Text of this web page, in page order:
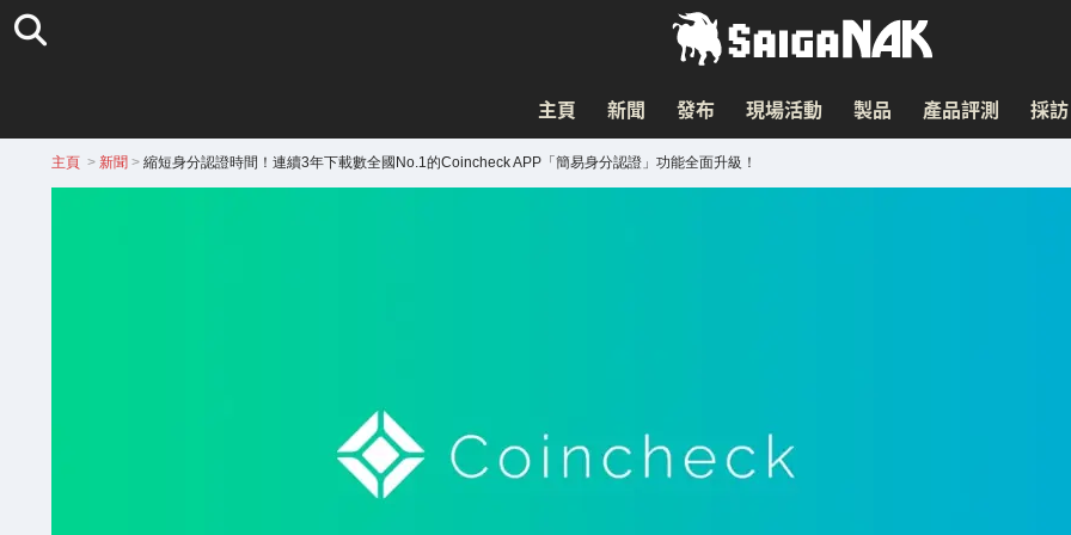
主頁 新聞 發布 現場活動 製品 產品評測 採訪
主頁 > 新聞 > 縮短身分認證時間！連續3年下載數全國No.1的Coincheck APP「簡易身分認證」功能全面升級！